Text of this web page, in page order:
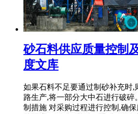
砂石料供应质量控制
度文库
如果石料不足要通过制砂补充时,
路生产,将一部分大中石进行破碎
制措施 对采购过程进行控制,确